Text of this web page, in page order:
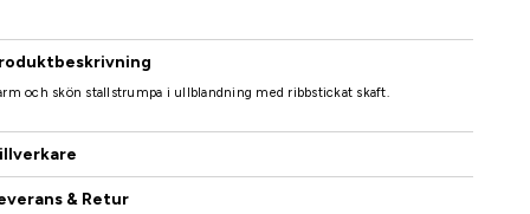
och skön stallstrumpa i ullblandning med ribbstickat skaft.
& Retur